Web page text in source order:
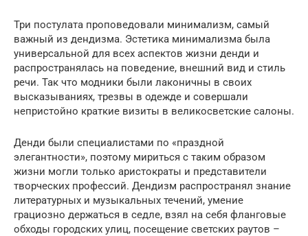
Три постулата проповедовали минимализм, самый
важный из дендизма. Эстетика минимализма была
универсальной для всех аспектов жизни денди и
распространялась на поведение, внешний вид и стиль
речи. Так что модники были лаконичны в своих
высказываниях, трезвы в одежде и совершали
непристойно краткие визиты в великосветские салоны.
Денди были специалистами по «праздной
элегантности», поэтому мириться с таким образом
жизни могли только аристократы и представители
творческих профессий. Дендизм распространял знание
литературных и музыкальных течений, умение
грациозно держаться в седле, взял на себя фланговые
обходы городских улиц, посещение светских раутов –